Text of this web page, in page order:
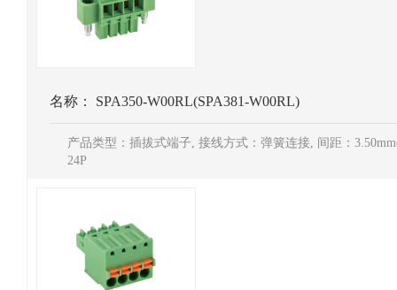
名称： SPA350-W00RL(SPA381-W00RL)
产品类型：插拔式端子, 接线方式：弹簧连接, 间距：
24P